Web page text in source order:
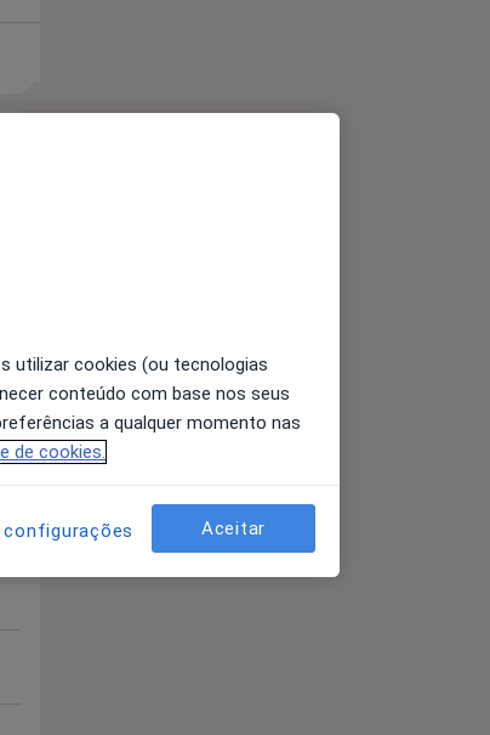
utilizar cookies (ou tecnologias
conteúdo com base nos seus
a qualquer momento nas
de cookies.
configurações Aceitar